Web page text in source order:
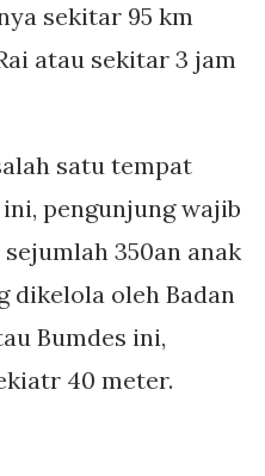
sekitar 95 km
atau sekitar 3 jam
satu tempat
pengunjung wajib
350an anak
dikelola oleh Badan
Bumdes ini,
40 meter.